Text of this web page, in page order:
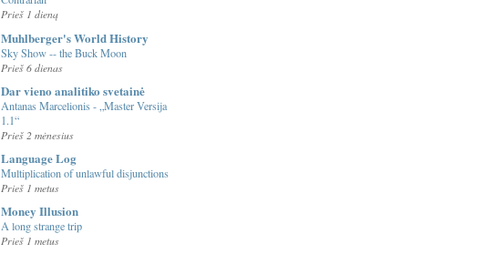
Prieš 1 dieną
Muhlberger's World History
Sky Show -- the Buck Moon
Prieš 6 dienas
Dar vieno analitiko svetainė
Antanas Marcelionis - „Master Versija
1.1“
Prieš 2 mėnesius
Language Log
Multiplication of unlawful disjunctions
Prieš 1 metus
Money Illusion
A long strange trip
Prieš 1 metus